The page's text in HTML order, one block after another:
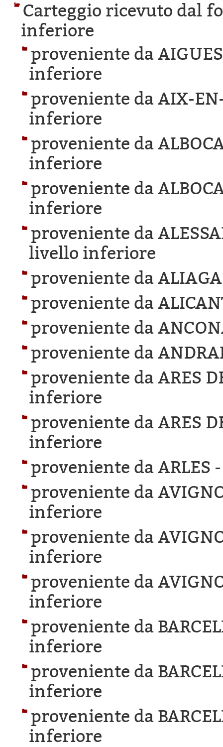
Carteggio ricevuto dal
inferiore
proveniente da
inferiore
proveniente da AIX-
inferiore
proveniente da
inferiore
proveniente da
inferiore
proveniente da
livello inferiore
proveniente da
proveniente da
proveniente da
proveniente da
proveniente da ARES
inferiore
proveniente da ARES
inferiore
proveniente da ARLES
proveniente da
inferiore
proveniente da
inferiore
proveniente da
inferiore
proveniente da
inferiore
proveniente da
inferiore
proveniente da
inferiore